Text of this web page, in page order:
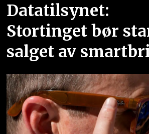
Datatilsynet:
Stortinget bør
salget av